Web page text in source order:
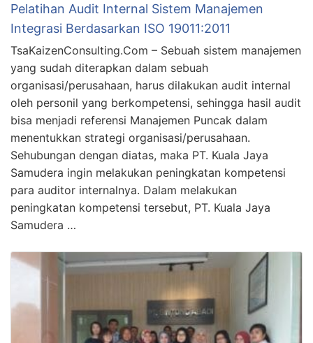
Pelatihan Audit Internal Sistem Manajemen
Integrasi Berdasarkan ISO 19011:2011
TsaKaizenConsulting.Com – Sebuah sistem manajemen
yang sudah diterapkan dalam sebuah
organisasi/perusahaan, harus dilakukan audit internal
oleh personil yang berkompetensi, sehingga hasil audit
bisa menjadi referensi Manajemen Puncak dalam
menentukkan strategi organisasi/perusahaan.
Sehubungan dengan diatas, maka PT. Kuala Jaya
Samudera ingin melakukan peningkatan kompetensi
para auditor internalnya. Dalam melakukan
peningkatan kompetensi tersebut, PT. Kuala Jaya
Samudera …